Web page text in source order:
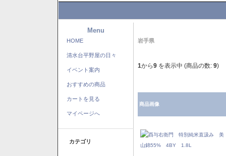
Menu
HOME
清水台平野屋の日々
イベント案内
おすすめの商品
カートを見る
マイページへ
カテゴリ
岩手県
1から9 を表示中 (商品の数: 9)
商品画像